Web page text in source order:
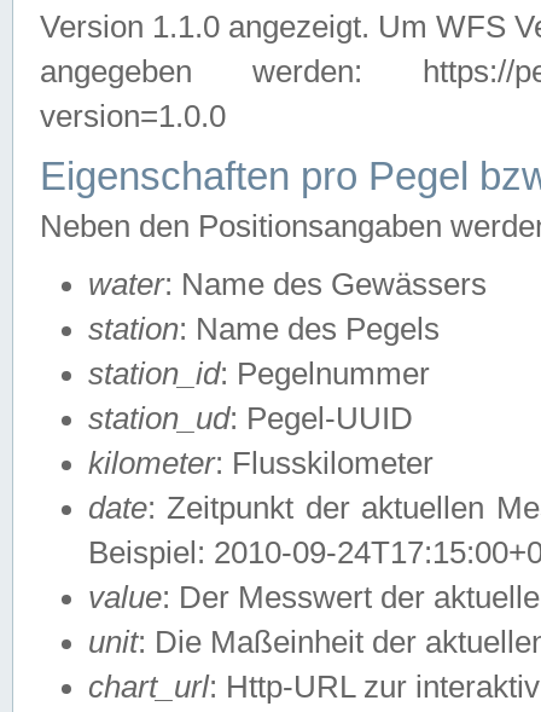
Version 1.1.0 angezeigt. Um WFS
angegeben werden: https://
version=1.0.0
Eigenschaften pro Pegel
Neben den Positionsangaben
water: Name des Gewässers
station: Name des Pegels
station_id: Pegelnummer
station_ud: Pegel-UUID
kilometer: Flusskilometer
date: Zeitpunkt der aktuellen
Beispiel: 2010-09-
value: Der Messwert der
unit: Die Maßeinheit der
chart_url: Http-URL zur